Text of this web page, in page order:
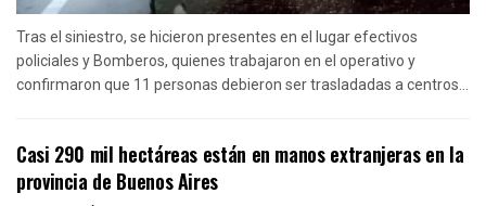
Tras el siniestro, se hicieron presentes en el lugar efectivos
policiales y Bomberos, quienes trabajaron en el operativo y
confirmaron que 11 personas debieron ser trasladadas a centros...
Casi 290 mil hectáreas están en manos extranjeras en la
provincia de Buenos Aires